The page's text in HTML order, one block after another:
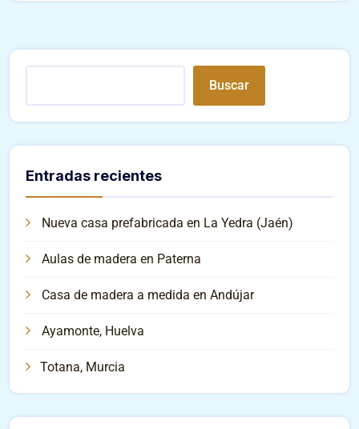
Buscar
Entradas recientes
Nueva casa prefabricada en La Yedra (Jaén)
Aulas de madera en Paterna
Casa de madera a medida en Andújar
Ayamonte, Huelva
Totana, Murcia